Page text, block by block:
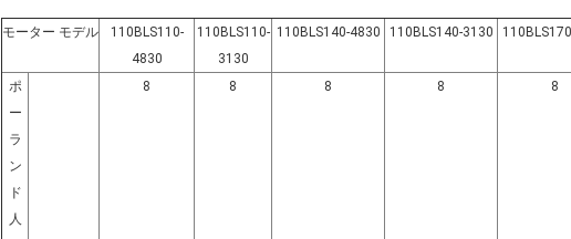
モーター モデル
110BLS110-
4830
110BLS110-
3130
110BLS140-4830 110BLS140-3130
ポ
ー
ラ
ン
ド
人
8 8 8 8 8